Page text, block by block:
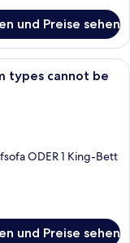
und Preise sehen
mit Sternenlogo
types cannot be
ODER 1 King-Bett
und Preise sehen